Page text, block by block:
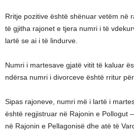
Rritje pozitive është shënuar vetëm në
të gjitha rajonet e tjera numri i të
lartë se ai i të lindurve.
Numri i martesave gjatë vitit të kaluar
ndërsa numri i divorceve është rritur për
Sipas rajoneve, numri më i lartë i
është regjistruar në Rajonin e Pollogut
në Rajonin e Pellagonisë dhe atë të